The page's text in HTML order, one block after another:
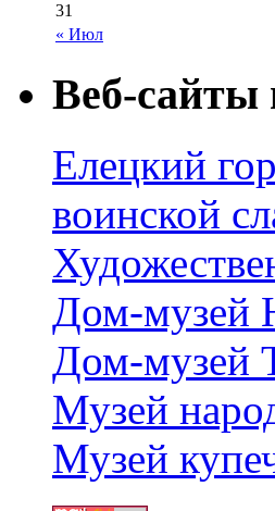
« Июл
31
Веб-сайты
Елецкий
воинской
Дом-музей
Дом-музей
Музей
Музей